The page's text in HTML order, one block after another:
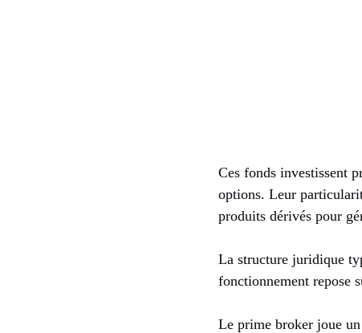
Ces fonds investissent
options. Leur
produits dérivés pour
La structure juridique
fonctionnement repose
Le prime broker joue